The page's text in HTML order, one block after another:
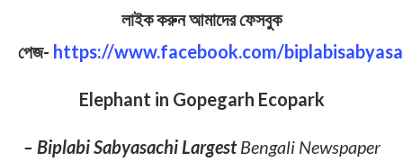
লাইক করুন আমাদের ফেসবুক
পেজ- https://www.facebook.com/
Elephant in Gopegarh Ecopark
– Biplabi Sabyasachi LargestBengali Newspaper